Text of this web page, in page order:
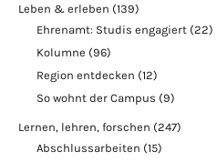
Leben & erleben (139)
Ehrenamt: Studis engagiert (22)
Kolumne (96)
Region entdecken (12)
So wohnt der Campus (9)
Lernen, lehren, forschen (247)
Abschlussarbeiten (15)